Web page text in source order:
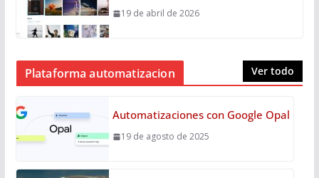
19 de abril de 2026
Plataforma automatizacion Ver todo
Automatizaciones con Google Opal
19 de agosto de 2025